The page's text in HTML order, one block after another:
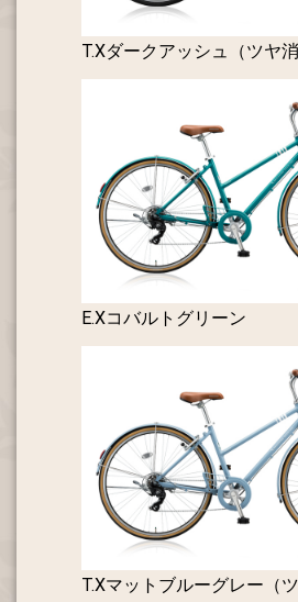
T.Xダークアッシュ（ツヤ消
E.Xコバルトグリーン
T.Xマットブルーグレー（ツ